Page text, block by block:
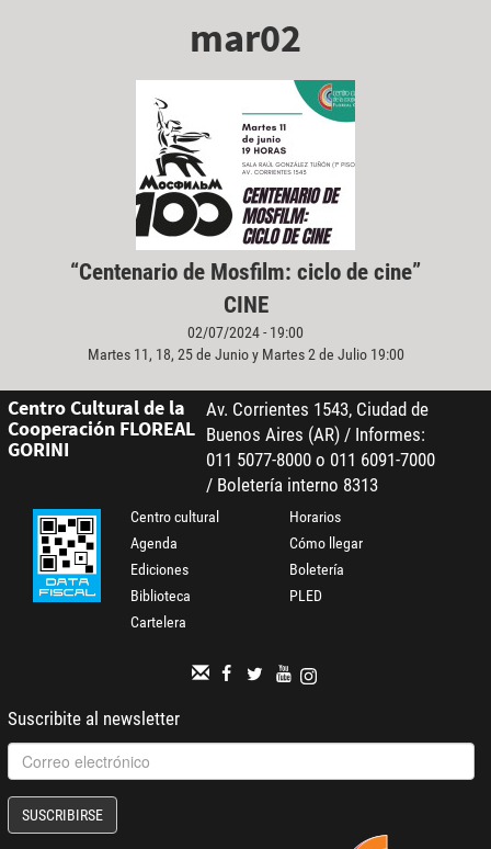
mar02
“Centenario de Mosfilm: ciclo de cine”
CINE
02/07/2024 - 19:00
Martes 11, 18, 25 de Junio y Martes 2 de Julio 19:00
Centro Cultural de la
Cooperación FLOREAL
GORINI
Av. Corrientes 1543, Ciudad de
Buenos Aires (AR) / Informes:
011 5077-8000 o 011 6091-7000
/ Boletería interno 8313
Centro cultural
Agenda
Ediciones
Biblioteca
Cartelera
Horarios
Cómo llegar
Boletería
PLED
Suscribite al newsletter
SUSCRIBIRSE